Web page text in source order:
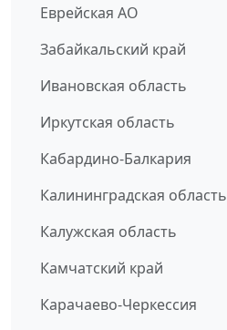
Еврейская АО
Забайкальский край
Ивановская область
Иркутская область
Кабардино-Балкария
Калининградская область
Калужская область
Камчатский край
Карачаево-Черкессия